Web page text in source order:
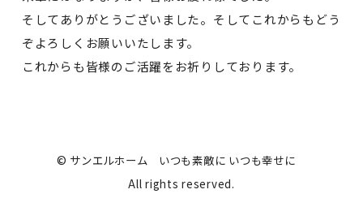
そしてありがとうございました。そしてこれからもどう
ぞよろしくお願いいたします。
これからも皆様のご活躍をお祈りしております。
© サンエルホーム いつも素敵に いつも幸せに
All rights reserved.